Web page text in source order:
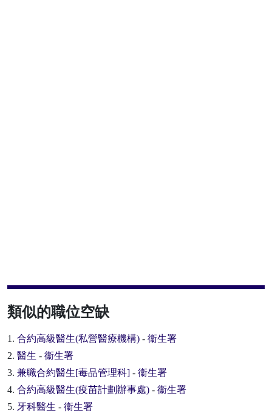
類似的職位空缺
1. 合約高級醫生(私營醫療機構) - 衞生署
2. 醫生 - 衞生署
3. 兼職合約醫生[毒品管理科] - 衞生署
4. 合約高級醫生(疫苗計劃辦事處) - 衞生署
5. 牙科醫生 - 衞生署